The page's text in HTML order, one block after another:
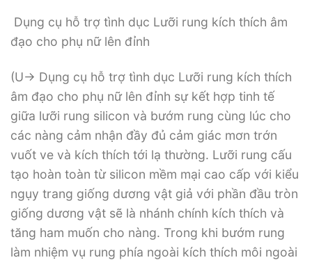
Dụng cụ hỗ trợ tình dục Lưỡi rung kích thích âm
đạo cho phụ nữ lên đỉnh
(U-> Dụng cụ hỗ trợ tình dục Lưỡi rung kích thích
âm đạo cho phụ nữ lên đỉnh sự kết hợp tinh tế
giữa lưỡi rung silicon và bướm rung cùng lúc cho
các nàng cảm nhận đầy đủ cảm giác mơn trớn
vuốt ve và kích thích tới lạ thường. Lưỡi rung cấu
tạo hoàn toàn từ silicon mềm mại cao cấp với kiểu
ngụy trang giống dương vật giả với phần đầu tròn
giống dương vật sẽ là nhánh chính kích thích và
tăng ham muốn cho nàng. Trong khi bướm rung
làm nhiệm vụ rung phía ngoài kích thích môi ngoài